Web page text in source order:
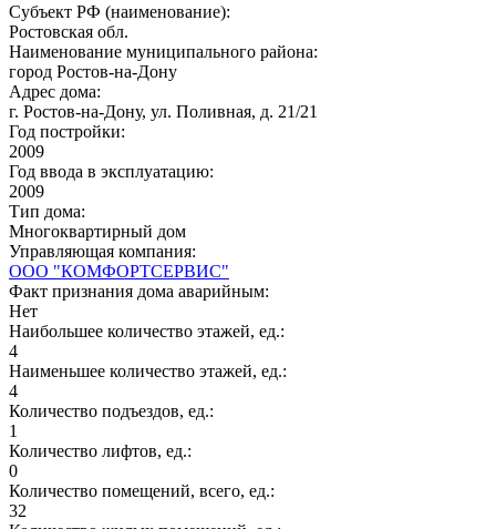
Субъект РФ (наименование):
Ростовская обл.
Наименование муниципального района:
город Ростов-на-Дону
Адрес дома:
г. Ростов-на-Дону, ул. Поливная, д. 21/21
Год постройки:
2009
Год ввода в эксплуатацию:
2009
Тип дома:
Многоквартирный дом
Управляющая компания:
ООО "КОМФОРТСЕРВИС"
Факт признания дома аварийным:
Нет
Наибольшее количество этажей, ед.:
4
Наименьшее количество этажей, ед.:
4
Количество подъездов, ед.:
1
Количество лифтов, ед.:
0
Количество помещений, всего, ед.:
32